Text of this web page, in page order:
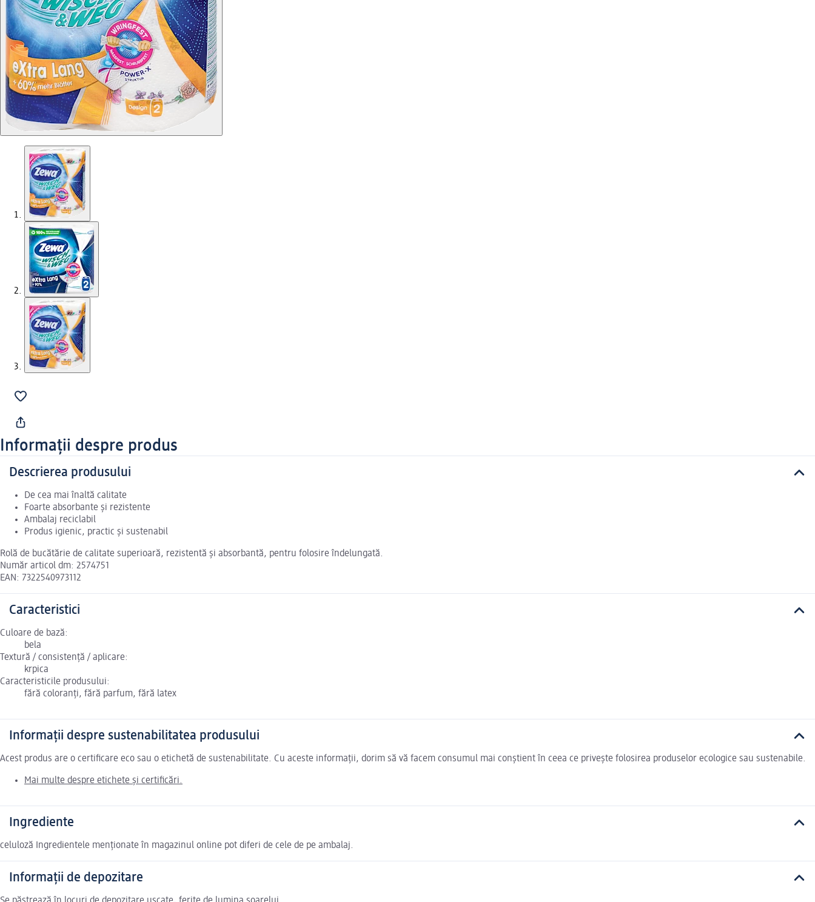
Informații despre produs
Descrierea produsului
De cea mai înaltă calitate
Foarte absorbante și rezistente
Ambalaj reciclabil
Produs igienic, practic şi sustenabil
Rolă de bucătărie de calitate superioară, rezistentă și absorbantă, pentru folosire îndelungată.
Număr articol dm: 2574751
EAN: 7322540973112
Caracteristici
Culoare de bază:
bela
Textură / consistență / aplicare:
krpica
Caracteristicile produsului:
fără coloranți, fără parfum, fără latex
Informații despre sustenabilitatea produsului
Acest produs are o certificare eco sau o etichetă de sustenabilitate. Cu aceste informații, dorim să vă facem consumul mai conștient în ceea ce privește folosirea produselor ecologice sau sustenabile.
Mai multe despre etichete și certificări.
Ingrediente
celuloză Ingredientele menționate în magazinul online pot diferi de cele de pe ambalaj.
Informații de depozitare